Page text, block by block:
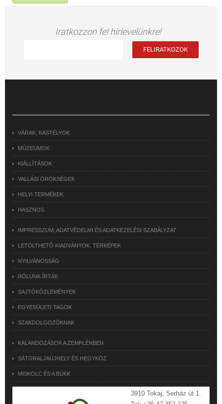
Iratkozzon fel hírlevelünkre!
VÁRAK, KASTÉLYOK
MÚZEUMOK
KIÁLLÍTÁSOK
VALLÁSI ÖRÖKSÉGEK
HELYI TERMÉKEK
HASZNOS
IMPRESSZUM, ADATVÉDELMI ÉS ADATKEZELÉSI SZABÁLYZAT
LETÖLTHETŐ KIADVÁNYOK, TÉRKÉPEK
NYILVÁNOSSÁG
RÓLUNK ÍRTÁK
SAJTÓKÖZLEMÉNYEK
EGYESÜLETI TAGOK
SZAKDOLGOZÓKNAK
KALANDOZÁSOK A ZEMPLÉNBEN
SÁTORALJAÚJHELY ÉS HEGYKÖZ
MISKOLC ÉS A BÜKK
3910 Tokaj, Serház út 1.